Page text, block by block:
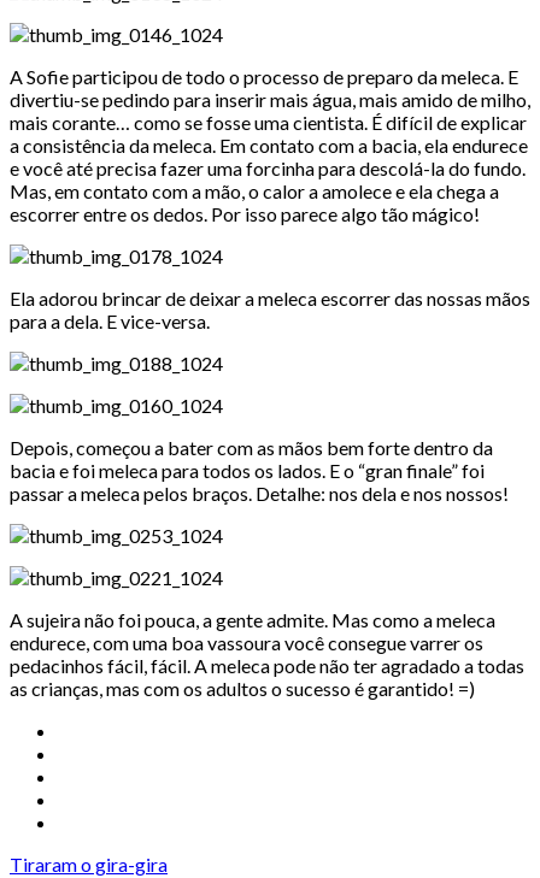
A Sofie participou de todo o processo de preparo da meleca. E
divertiu-se pedindo para inserir mais água, mais amido de milho,
mais corante… como se fosse uma cientista. É difícil de explicar
a consistência da meleca. Em contato com a bacia, ela endurece
e você até precisa fazer uma forcinha para descolá-la do fundo.
Mas, em contato com a mão, o calor a amolece e ela chega a
escorrer entre os dedos. Por isso parece algo tão mágico!
Ela adorou brincar de deixar a meleca escorrer das nossas mãos
para a dela. E vice-versa.
Depois, começou a bater com as mãos bem forte dentro da
bacia e foi meleca para todos os lados. E o “gran finale” foi
passar a meleca pelos braços. Detalhe: nos dela e nos nossos!
A sujeira não foi pouca, a gente admite. Mas como a meleca
endurece, com uma boa vassoura você consegue varrer os
pedacinhos fácil, fácil. A meleca pode não ter agradado a todas
as crianças, mas com os adultos o sucesso é garantido! =)
Tiraram o gira-gira